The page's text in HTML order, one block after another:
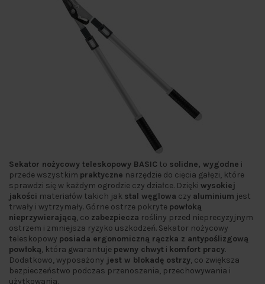
Sekator nożycowy teleskopowy BASIC to solidne, wygodne i
przede wszystkim praktyczne narzędzie do cięcia gałęzi, które
sprawdzi się w każdym ogrodzie czy działce. Dzięki wysokiej
jakości materiałów takich jak stal węglowa czy aluminium jest
trwały i wytrzymały. Górne ostrze pokryte powłoką
nieprzywierającą, co zabezpiecza rośliny przed nieprecyzyjnym
ostrzem i zmniejsza ryzyko uszkodzeń. Sekator nożycowy
teleskopowy posiada ergonomiczną rączka z antypoślizgową
powłoką, która gwarantuje pewny chwyt i komfort pracy.
Dodatkowo, wyposażony jest w blokadę ostrzy, co zwiększa
bezpieczeństwo podczas przenoszenia, przechowywania i
użytkowania.